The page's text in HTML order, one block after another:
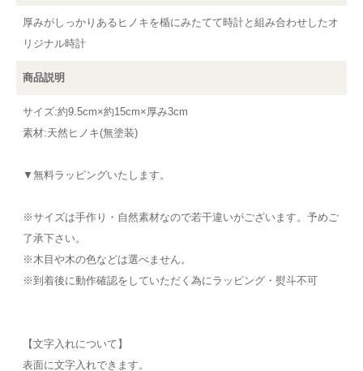
厚みがしっかりあるヒノキを楯にみたてて時計と組み合わせしたオ
リジナル時計
商品説明
サイズ:約9.5cm×約15cm×厚み3cm
素材:天然ヒノキ(無塗装)
▼無料ラッピングいたします。
※サイズは手作り・自然素材なので若干違いがございます。予めご
了承下さい。
※木目や木の色などは選べません。
※到着後に動作確認をしていただく為にラッピング・熨斗不可
【文字入れについて】
表面に文字入れできます。